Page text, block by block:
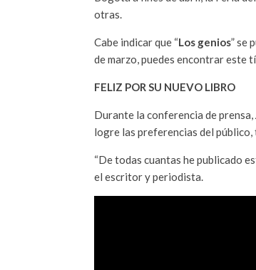
otras.
Cabe indicar que “Los genios” se
de marzo, puedes encontrar este
FELIZ POR SU NUEVO LIBRO
Durante la conferencia de prensa,
logre las preferencias del público,
“De todas cuantas he publicado
el escritor y periodista.